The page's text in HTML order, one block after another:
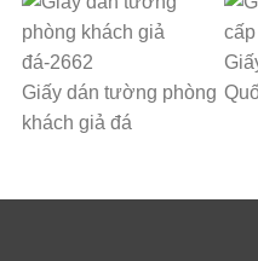
Giấy dán tường phòng
khách giả đá